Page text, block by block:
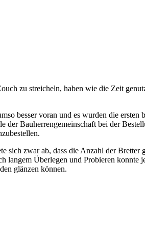
zu streicheln, haben wie die Zeit
besser voran und es wurden die
Bauherrengemeinschaft bei der
sich zwar ab, dass die Anzahl der Bretter
langem Überlegen und Probieren konnte
glänzen können.